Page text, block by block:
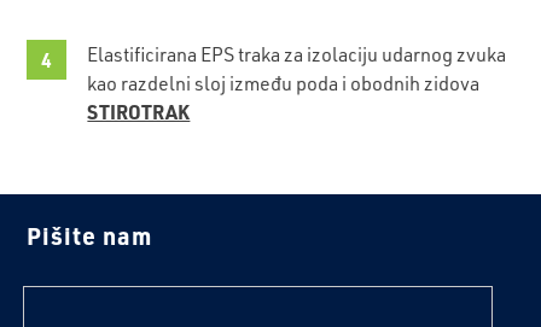
Elastificirana EPS traka za izolaciju udarnog zvuka
kao razdelni sloj između poda i obodnih zidova
STIROTRAK
Pišite nam